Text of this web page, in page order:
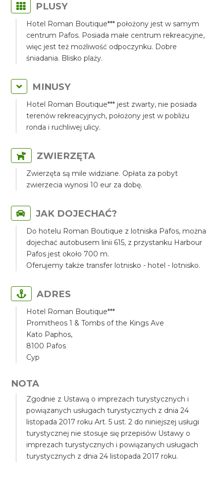
PLUSY
Hotel Roman Boutique*** położony jest w samym
centrum Pafos. Posiada małe centrum rekreacyjne,
więc jest też możliwość odpoczynku. Dobre
śniadania. Blisko plaży.
MINUSY
Hotel Roman Boutique*** jest zwarty, nie posiada
terenów rekreacyjnych, położony jest w pobliżu
ronda i ruchliwej ulicy.
ZWIERZĘTA
Zwierzęta są mile widziane. Opłata za pobyt
zwierzecia wynosi 10 eur za dobę.
JAK DOJECHAĆ?
Do hotelu Roman Boutique z lotniska Pafos, można
dojechać autobusem linii 615, z przystanku Harbour
Pafos jest około 700 m.
Oferujemy także transfer lotnisko - hotel - lotnisko.
ADRES
Hotel Roman Boutique***
Promitheos 1 & Tombs of the Kings Ave
Kato Paphos,
8100 Pafos
Cyp
NOTA
Zgodnie z Ustawą o imprezach turystycznych i
powiązanych usługach turystycznych z dnia 24
listopada 2017 roku Art. 5 ust. 2 do niniejszej usługi
turystycznej nie stosuje się przepisów Ustawy o
imprezach turystycznych i powiązanych usługach
turystycznych z dnia 24 listopada 2017 roku.